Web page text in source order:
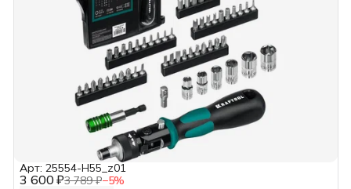
3 600 ₽3 789 ₽−5%
Арт: 25554-H55_z01